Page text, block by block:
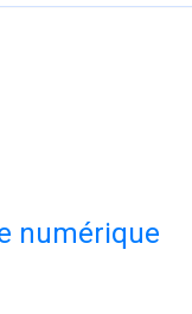
numérique